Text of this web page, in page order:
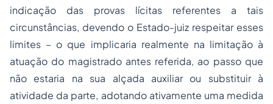
indicação das provas lícitas referentes a tais
circunstâncias, devendo o Estado-juiz respeitar esses
limites – o que implicaria realmente na limitação à
atuação do magistrado antes referida, ao passo que
não estaria na sua alçada auxiliar ou substituir à
atividade da parte, adotando ativamente uma medida